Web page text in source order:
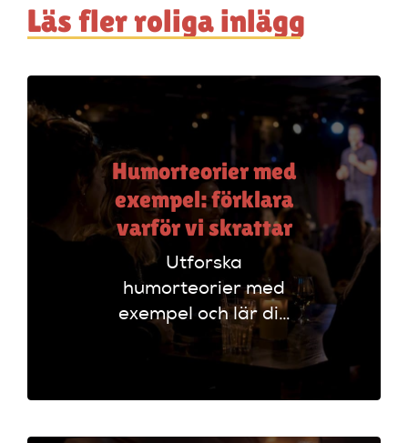
Läs fler roliga inlägg
Humorteorier med
exempel: förklara
varför vi skrattar
Utforska
humorteorier med
exempel och lär dig
varför vi skrattar.
Förstå olika sätt att